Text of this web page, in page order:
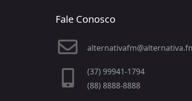
Fale Conosco
(37) 99941-1794
(88) 8888-8888